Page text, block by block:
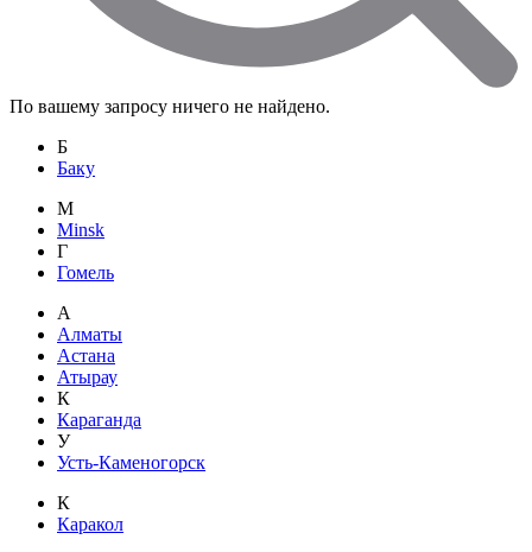
По вашему запросу ничего не найдено.
Б
Баку
M
Minsk
Г
Гомель
А
Алматы
Астана
Атырау
К
Караганда
У
Усть-Каменогорск
К
Каракол